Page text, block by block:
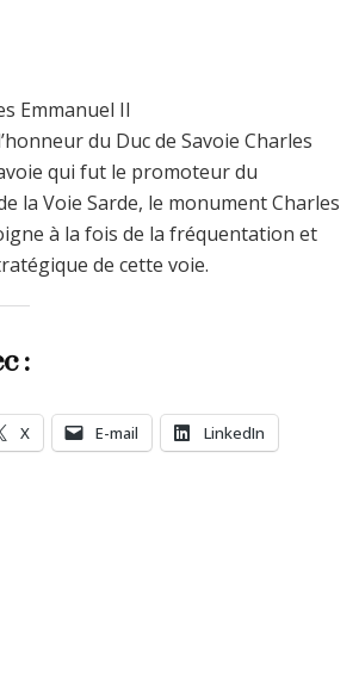
Emmanuel II
du Duc de Savoie Charles
qui fut le promoteur du
la Voie Sarde, le monument Charles
à la fois de la fréquentation et
de cette voie.
:
X E-mail LinkedIn